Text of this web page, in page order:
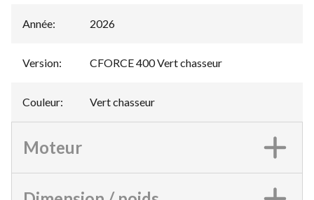
Année: 2026
Version: CFORCE 400 Vert chasseur
Couleur: Vert chasseur
Moteur